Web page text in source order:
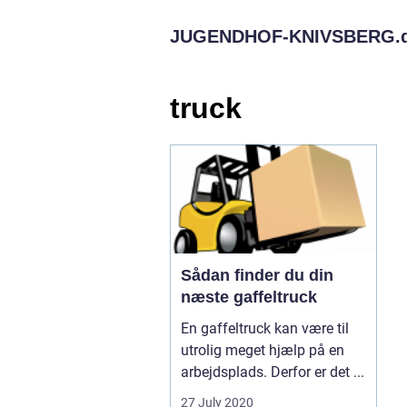
JUGENDHOF-KNIVSBERG.
truck
Sådan finder du din
næste gaffeltruck
En gaffeltruck kan være til
utrolig meget hjælp på en
arbejdsplads. Derfor er det ...
27 July 2020